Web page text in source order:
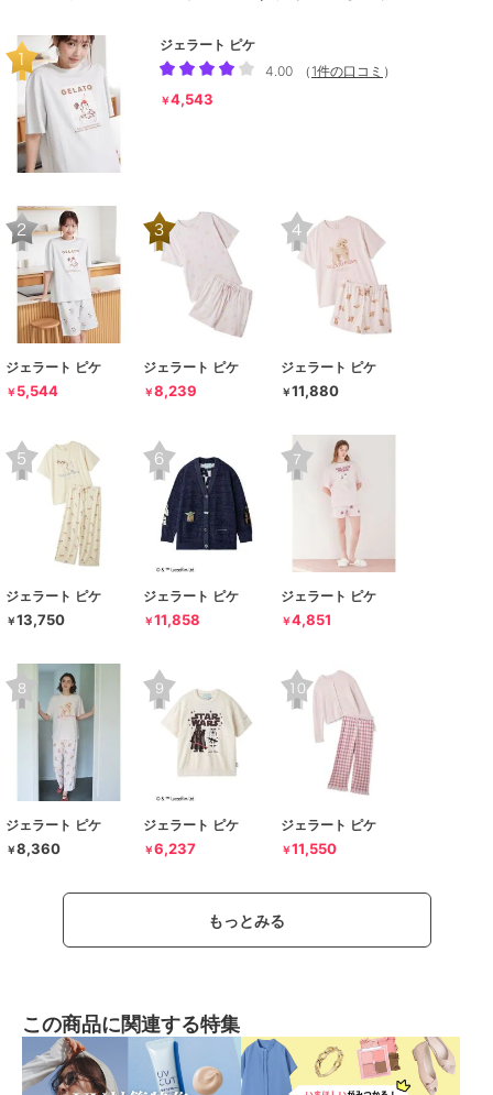
ジェラート ピケ
4.00
（ 1件の口コミ ）
￥4,543
ジェラート ピケ
￥ 5,544
ジェラート ピケ
￥8,239
ジェラート ピケ
￥11,880
ジェラート ピケ
￥13,750
ジェラート ピケ
￥11,858
ジェラート ピケ
￥4,851
ジェラート ピケ
￥8,360
ジェラート ピケ
￥6,237
ジェラート ピケ
￥11,550
もっとみる
この商品に関連する特集